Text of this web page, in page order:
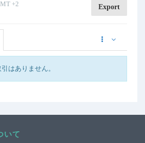
+2 Export
はありません。
いて